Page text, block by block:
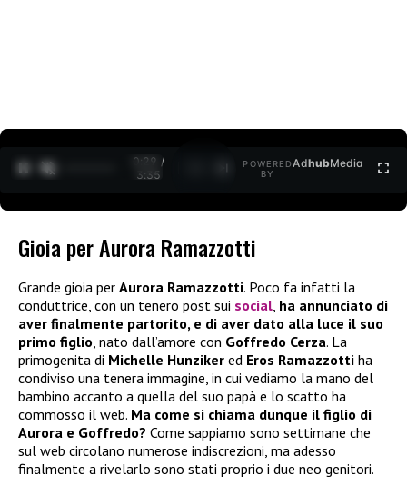
0:30 /
3:35
POWERED
BY
AdhubMedia
Gioia per Aurora Ramazzotti
Grande gioia per Aurora Ramazzotti. Poco fa infatti la
conduttrice, con un tenero post sui social, ha annunciato di
aver finalmente partorito, e di aver dato alla luce il suo
primo figlio, nato dall’amore con Goffredo Cerza. La
primogenita di Michelle Hunziker ed Eros Ramazzotti ha
condiviso una tenera immagine, in cui vediamo la mano del
bambino accanto a quella del suo papà e lo scatto ha
commosso il web. Ma come si chiama dunque il figlio di
Aurora e Goffredo? Come sappiamo sono settimane che
sul web circolano numerose indiscrezioni, ma adesso
finalmente a rivelarlo sono stati proprio i due neo genitori.